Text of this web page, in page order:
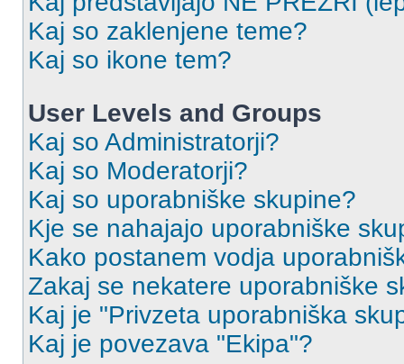
Kaj so zaklenjene teme?
Kaj so ikone tem?
User Levels and Groups
Kaj so Administratorji?
Kaj so Moderatorji?
Kaj so uporabniške skupine?
Kje se nahajajo uporabniške
Kako postanem vodja
Zakaj se nekatere uporabniške
Kaj je "Privzeta uporabniška
Kaj je povezava "Ekipa"?